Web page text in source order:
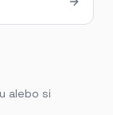
alebo si